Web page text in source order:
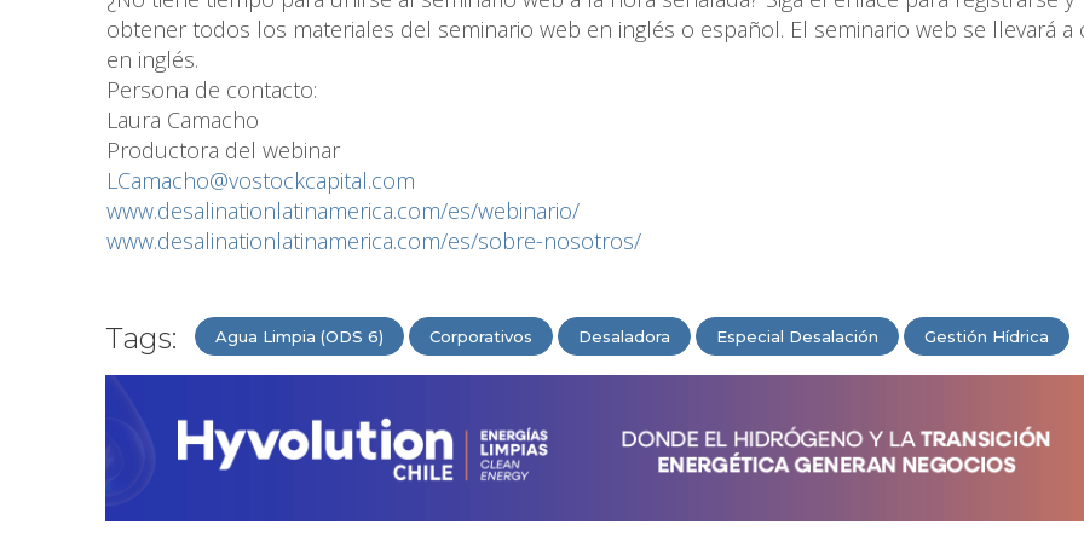
obtener todos los materiales del seminario web en inglés o español. El seminario web se llevará a
en inglés.
Persona de contacto:
Laura Camacho
Productora del webinar
LCamacho@vostockcapital.com
www.desalinationlatinamerica.com/es/webinario/
www.desalinationlatinamerica.com/es/sobre-nosotros/
Tags: Agua Limpia (ODS 6) Corporativos Desaladora Especial Desalación Gestión Hídrica